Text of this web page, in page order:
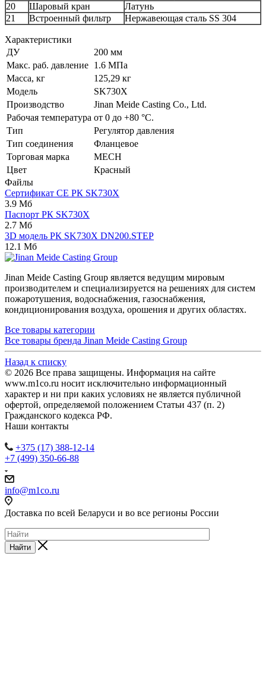
20
Шаровый кран
Латунь
21
Встроенный фильтр Нержавеющая сталь SS 304
Характеристики
ДУ
200 мм
Макс. раб. давление 1.6 МПа
Масса, кг
125,29 кг
Модель
SK730X
Производство
Jinan Meide Casting Co., Ltd.
Рабочая температура от 0 до +80 °С.
Тип
Регулятор давления
Тип соединения
Фланцевое
Торговая марка
MECH
Цвет
Красный
Файлы
Сертификат CE РК SK730X
3.9 Мб
Паспорт РК SK730X
2.7 Мб
3D модель РК SK730X DN200.STEP
12.1 Мб
Jinan Meide Casting Group является ведущим мировым
производителем и специализируется на решениях для систем
пожаротушения, водоснабжения, газоснабжения,
кондиционирования воздуха, орошения и других областях.
Все товары категории
Все товары бренда Jinan Meide Casting Group
Назад к списку
© 2026 Все права защищены. Информация на сайте
www.m1co.ru носит исключительно информационный
характер и ни при каких условиях не является публичной
офертой, определяемой положением Статьи 437 (п. 2)
Гражданского кодекса РФ.
Наши контакты
+375 (17) 388-12-14
+7 (499) 350-66-88
info@m1co.ru
Доставка по всей Беларуси и во все регионы России
Найти